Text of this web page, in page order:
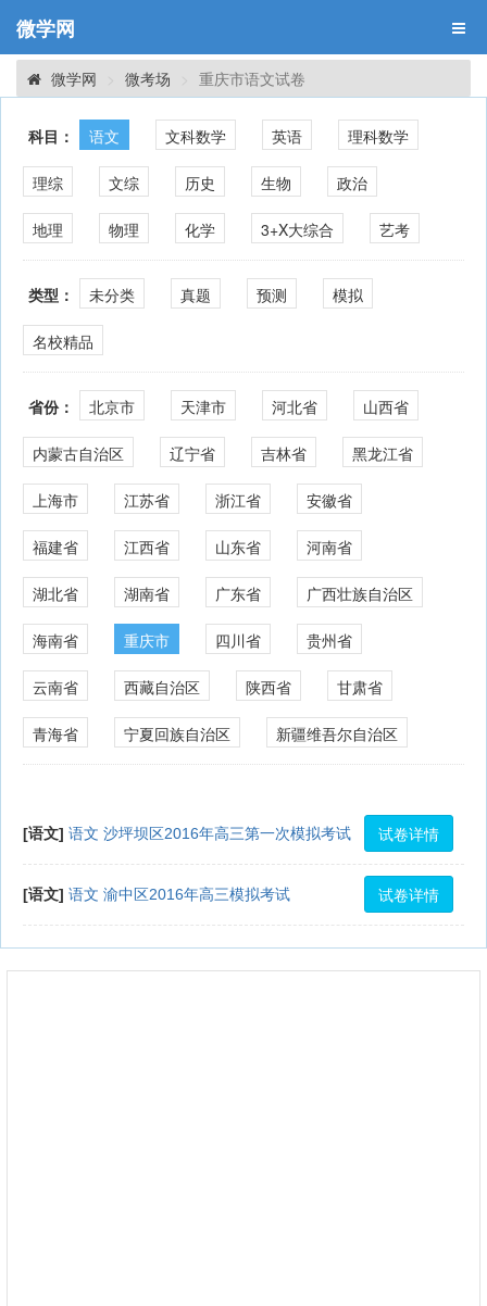
微学网
微学网 微考场 重庆市语文试卷
科目： 语文 文科数学 英语 理科数学
理综 文综 历史 生物 政治
地理 物理 化学 3+X大综合 艺考
类型： 未分类 真题 预测 模拟
名校精品
省份： 北京市 天津市 河北省 山西省
内蒙古自治区 辽宁省 吉林省 黑龙江省
上海市 江苏省 浙江省 安徽省
福建省 江西省 山东省 河南省
湖北省 湖南省 广东省 广西壮族自治区
海南省 重庆市 四川省 贵州省
云南省 西藏自治区 陕西省 甘肃省
青海省 宁夏回族自治区 新疆维吾尔自治区
[语文] 语文 沙坪坝区2016年高三第一次模拟考试 试卷详情
[语文] 语文 渝中区2016年高三模拟考试 试卷详情